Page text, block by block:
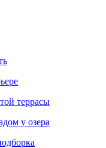
террасы
у озера